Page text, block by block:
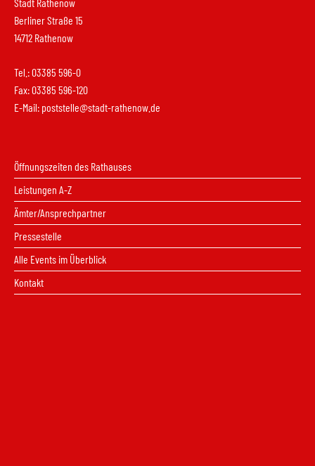
Stadt Rathenow
Berliner Straße 15
14712 Rathenow
Tel.: 03385 596-0
Fax: 03385 596-120
E-Mail: poststelle@stadt-rathenow.de
Öffnungszeiten des Rathauses
Leistungen A-Z
Ämter/Ansprechpartner
Pressestelle
Alle Events im Überblick
Kontakt